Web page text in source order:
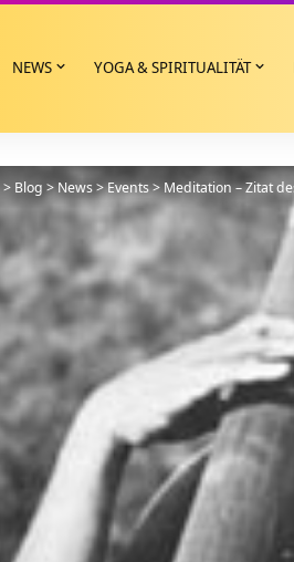
NEWS YOGA & SPIRITUALITÄT
> Blog >News>Events>Meditation – Zitat